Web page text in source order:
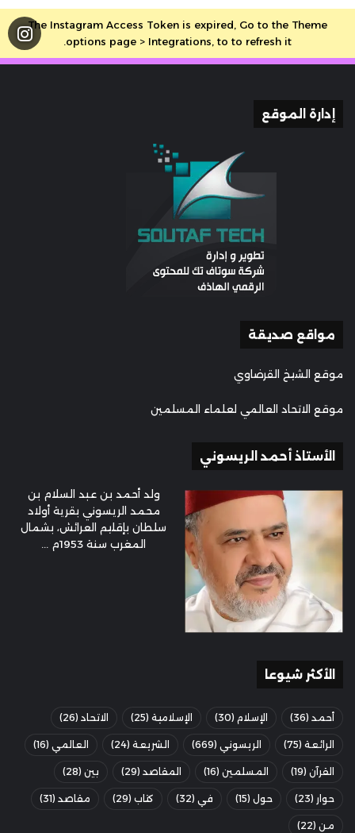
The Instagram Access Token is expired, Go to the Theme
options page > Integrations, to to refresh it.
إدارة الموقع
مواقع صديقة
موقع الشيخ القرضاوي
موقع الاتحاد العالمي لعلماء المسلمين
الأستاذ أحمد الريسوني
ولد أحمد بن عبد السلام بن
محمد الريسوني بقرية أولاد
سلطان بإقليم العرائش، بشمال
المغرب سنة 1953م ...
الأكثر شيوعا
أحمد (36) الإسلام (30) الإسلامية (25) الاتحاد (26)
الرائعة (75) الريسوني (669) الشريعة (24) العالمي (16)
القرآن (19) المسلمين (16) المقاصد (29) بين (28)
حوار (23) حول (15) في (32) كتاب (29) مقاصد (31)
من (22)